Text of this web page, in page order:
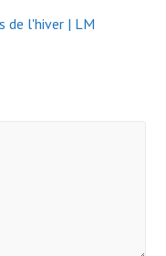
de l'hiver | LM